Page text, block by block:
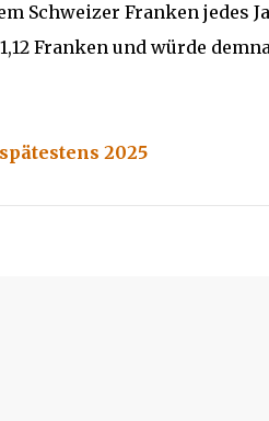
Schweizer Franken jedes
Franken und würde
2025